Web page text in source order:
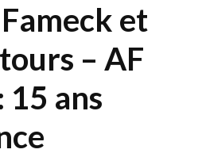
et
– AF
15 ans